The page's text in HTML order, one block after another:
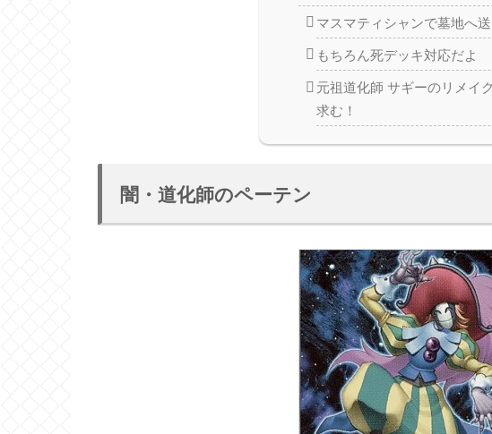
マスマティシャンで墓地へ送
もちろん死デッキ対応だよ
元祖道化師 サギーのリメイ
求む！
闇・道化師のペーテン